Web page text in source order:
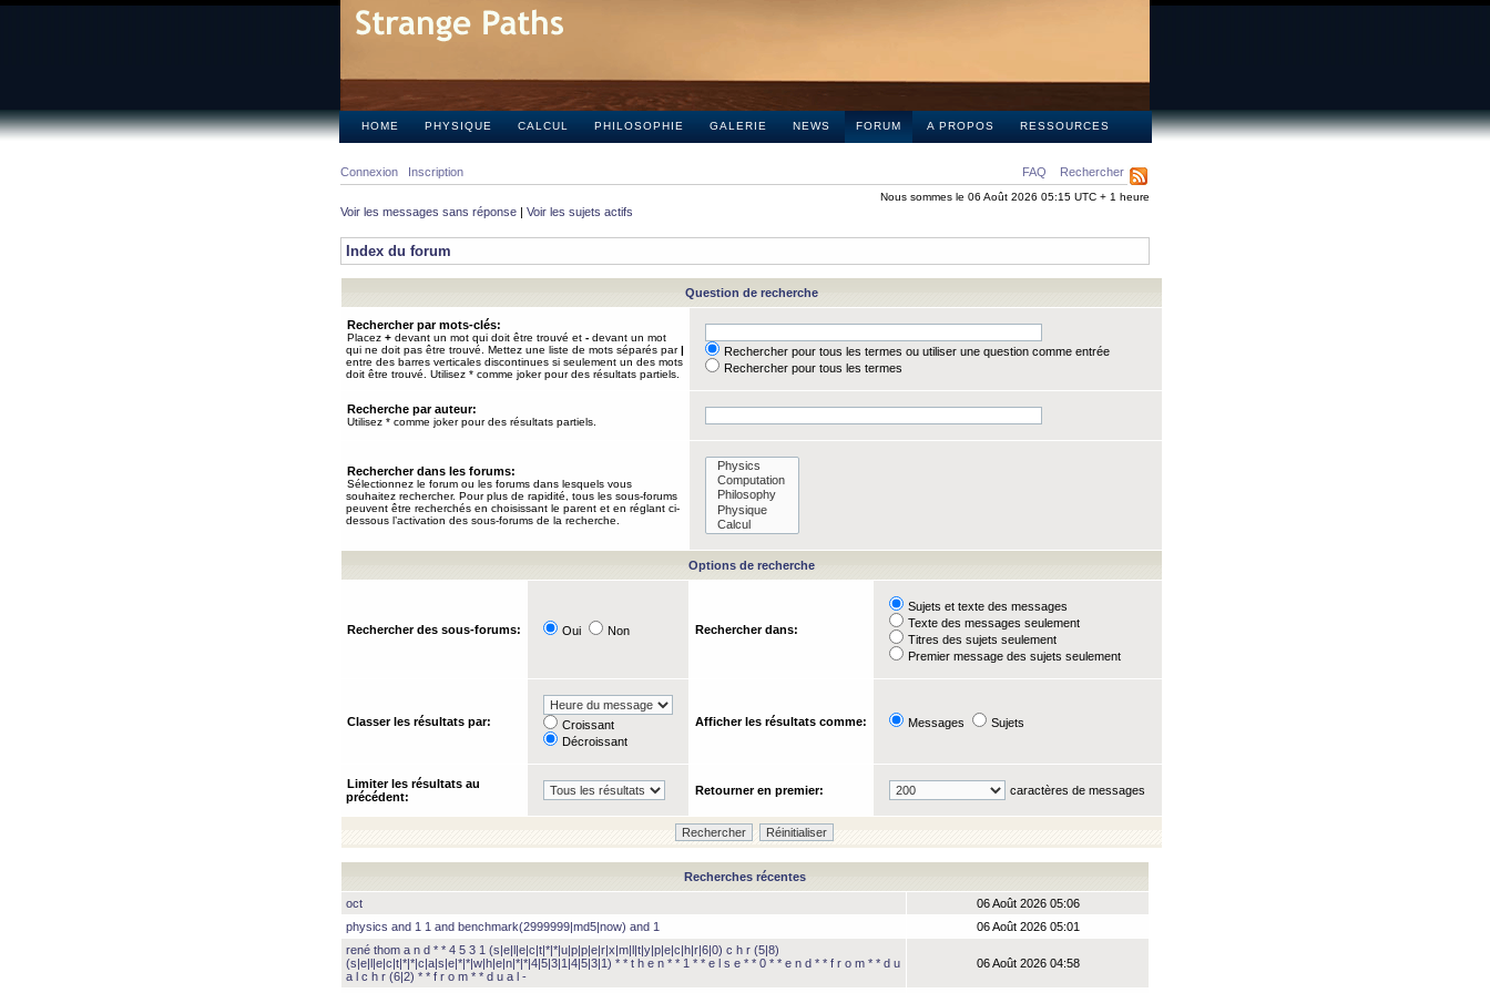
HOME PHYSIQUE CALCUL PHILOSOPHIE GALERIE NEWS FORUM A PROPOS RESSOURCES
FAQ Rechercher
Connexion Inscription
Nous sommes le 06 Août 2026 05:15 UTC + 1 heure
Voir les messages sans réponse | Voir les sujets actifs
Index du forum
Question de recherche
Rechercher par mots-clés:
Placez + devant un mot qui doit être trouvé et - devant un mot
qui ne doit pas être trouvé. Mettez une liste de mots séparés par|
entre des barres verticales discontinues si seulement un des mots
doit être trouvé. Utilisez * comme joker pour des résultats partiels.
Rechercher pour tous les termes ou utiliser une question comme entrée
Rechercher pour tous les termes
Recherche par auteur:
Utilisez * comme joker pour des résultats partiels.
Rechercher dans les forums:
Sélectionnez le forum ou les forums dans lesquels vous
souhaitez rechercher. Pour plus de rapidité, tous les sous-forums
peuvent être recherchés en choisissant le parent et en réglant ci-
dessous l’activation des sous-forums de la recherche.
Options de recherche
Rechercher des sous-forums: Oui Non Rechercher dans:
Sujets et texte des messages
Texte des messages seulement
Titres des sujets seulement
Premier message des sujets seulement
Classer les résultats par:
Croissant
Décroissant
Afficher les résultats comme: Messages Sujets
Limiter les résultats au
précédent:
Retourner en premier: caractères de messages
Recherches récentes
oct
06 Août 2026 05:06
physics and 1 1 and benchmark(2999999|md5|now) and 1
06 Août 2026 05:01
rené thom a n d * * 4 5 3 1 (s|e|l|e|c|t|*|*|u|p|p|e|r|x|m|l|t|y|p|e|c|h|r|6|0) c h r (5|8)
(s|e|l|e|c|t|*|*|c|a|s|e|*|*|w|h|e|n|*|*|4|5|3|1|4|5|3|1) * * t h e n * * 1 * * e l s e * * 0 * * e n d * * f r o m * * d u
a l c h r (6|2) * * f r o m * * d u a l -
06 Août 2026 04:58